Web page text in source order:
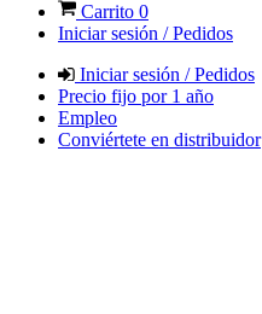
Carrito 0
Iniciar sesión / Pedidos
Iniciar sesión / Pedidos
Precio fijo por 1 año
Empleo
Conviértete en distribuidor